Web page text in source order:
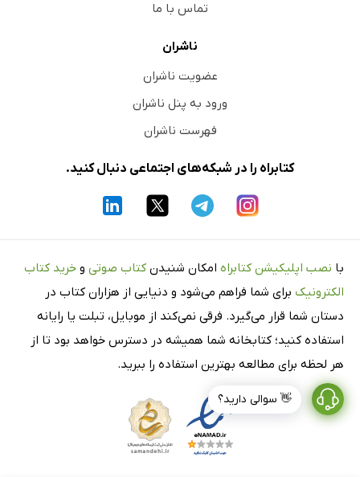
👋 سوالی دارید؟
تماس با ما
ناشران
عضویت ناشران
ورود به پنل ناشران
فهرست ناشران
کتابراه را در شبکه‌های اجتماعی دنبال کنید.
با نصب اپلیکیشن کتابراه امکان شنیدن کتاب صوتی و خرید کتاب
الکترونیک برای شما فراهم می‌شود و دنیایی از هزاران کتاب در
دستان شما قرار می‌گیرد. فرقی نمی‌کند از موبایل، تبلت یا رایانه
استفاده کنید؛ کتابخانه شما همیشه در دسترس خواهد بود تا از
هر لحظه برای مطالعه بهترین استفاده را ببرید.